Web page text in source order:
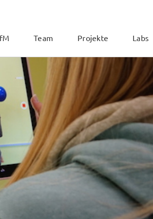
Team Projekte Labs